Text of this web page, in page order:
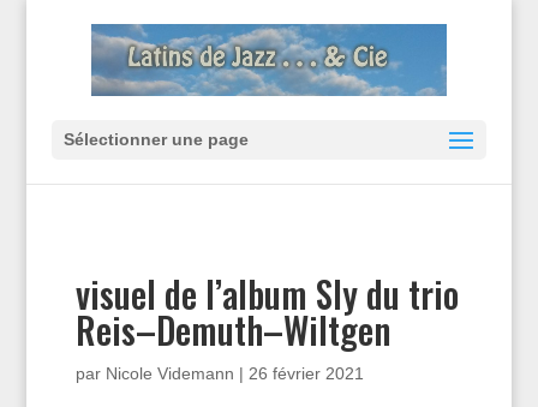
Sélectionner une page
visuel de l’album Sly du trio
Reis–Demuth–Wiltgen
par Nicole Videmann | 26 février 2021